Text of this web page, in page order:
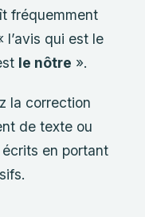
fréquemment
l’avis qui est le
le nôtre ».
la correction
de texte ou
en portant